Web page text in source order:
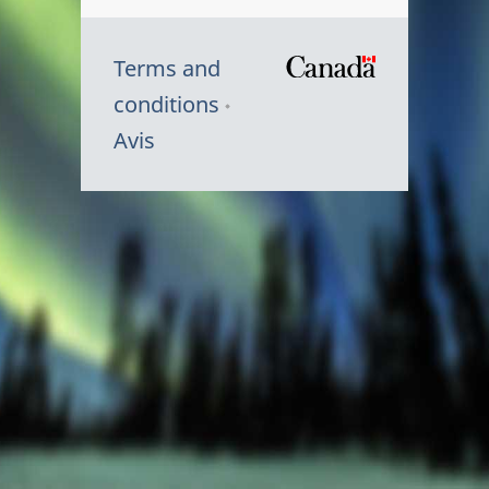
Terms and
conditions
Avis
Canada